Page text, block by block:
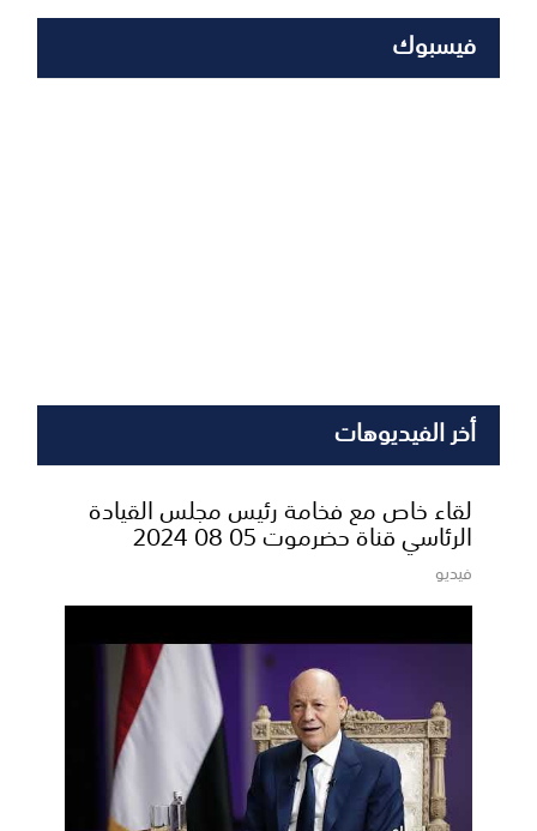
فيسبوك
أخر الفيديوهات
لقاء خاص مع فخامة رئيس مجلس القيادة
الرئاسي قناة حضرموت 05 08 2024
فيديو